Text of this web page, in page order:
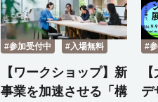
#参加受付中 #入場無料
【ワークショップ】新
事業を加速させる「構
#